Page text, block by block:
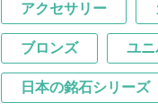
アクセサリー
ブロンズ ユ
日本の銘石シリーズ